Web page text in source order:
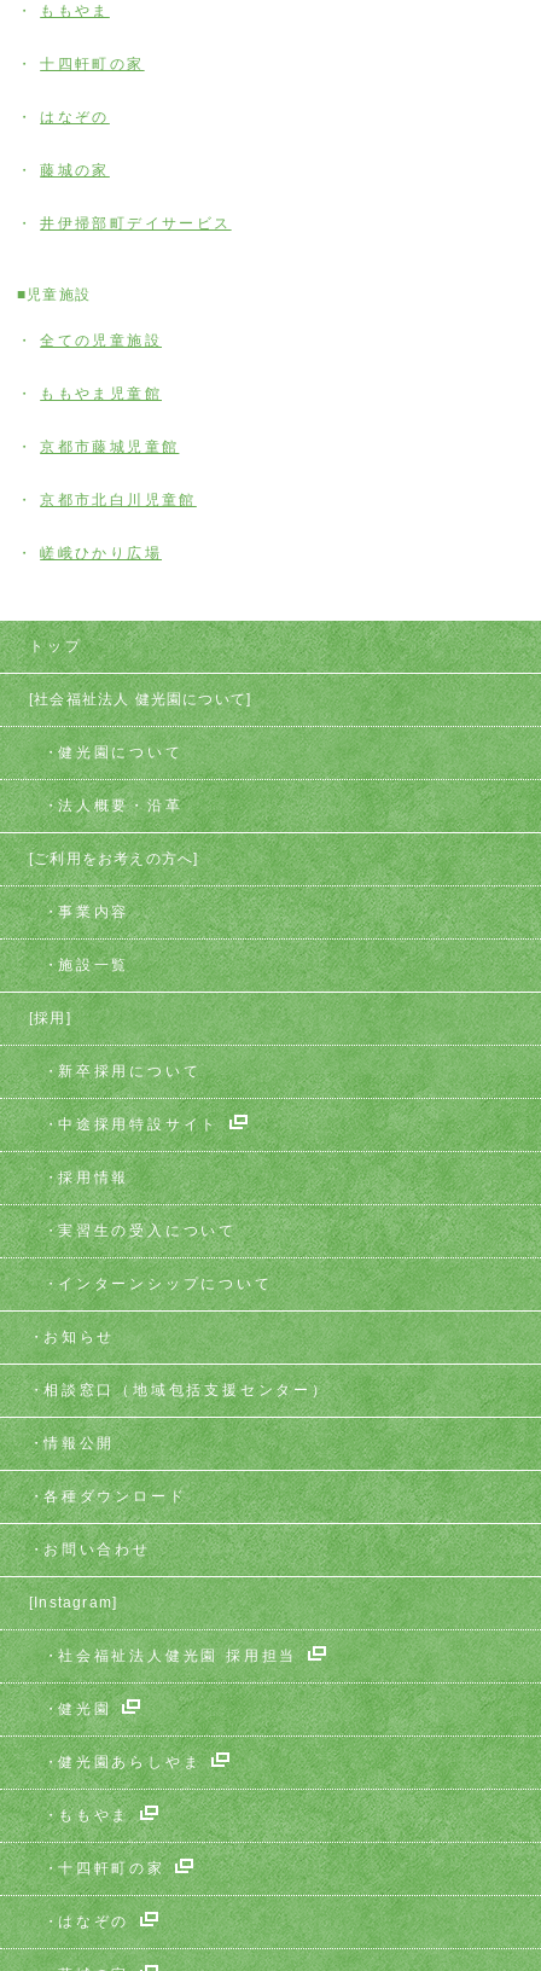
ももやま
十四軒町の家
はなぞの
藤城の家
井伊掃部町デイサービス
■児童施設
全ての児童施設
ももやま児童館
京都市藤城児童館
京都市北白川児童館
嵯峨ひかり広場
トップ
[社会福祉法人 健光園について]
健光園について
法人概要・沿革
[ご利用をお考えの方へ]
事業内容
施設一覧
[採用]
新卒採用について
中途採用特設サイト
採用情報
実習生の受入について
インターンシップについて
お知らせ
相談窓口 （地域包括支援センター）
情報公開
各種ダウンロード
お問い合わせ
[Instagram]
社会福祉法人健光園 採用担当
健光園
健光園あらしやま
ももやま
十四軒町の家
はなぞの